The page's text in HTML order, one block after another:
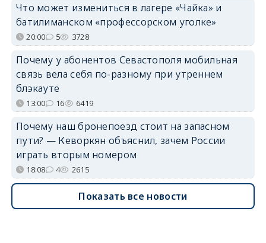
Что может измениться в лагере «Чайка» и
батилиманском «профессорском уголке»
20:00 5 3728
Почему у абонентов Севастополя мобильная
связь вела себя по-разному при утреннем
блэкауте
13:00 16 6419
Почему наш бронепоезд стоит на запасном
пути? — Кеворкян объяснил, зачем России
играть вторым номером
18:08 4 2615
Показать все новости